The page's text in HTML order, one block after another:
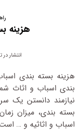
هزینه
انتشار در
هزینه بسته بندی
بندی اسباب و اثاث
نیازمند دانستن یک
بسته بندی، میزان
اسباب و اثاثیه و …